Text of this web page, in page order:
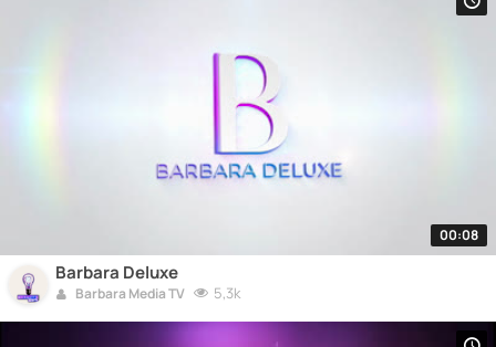
00:08
Barbara Deluxe
Barbara Media TV 5,3k